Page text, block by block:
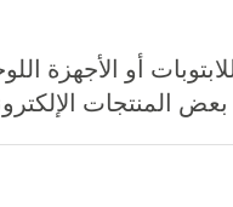
أو الأجهزة